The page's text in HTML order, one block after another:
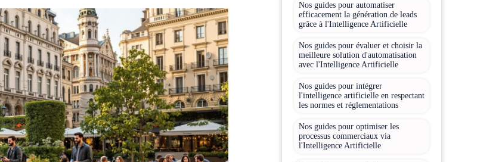
Nos guides pour automatiser
efficacement la génération de leads
grâce à l'Intelligence Artificielle
Nos guides pour évaluer et choisir la
meilleure solution d'automatisation
avec l'Intelligence Artificielle
Nos guides pour intégrer
l'intelligence artificielle en respectant
les normes et réglementations
Nos guides pour optimiser les
processus commerciaux via
l'Intelligence Artificielle